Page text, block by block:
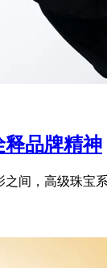
品牌精神
间，高级珠宝